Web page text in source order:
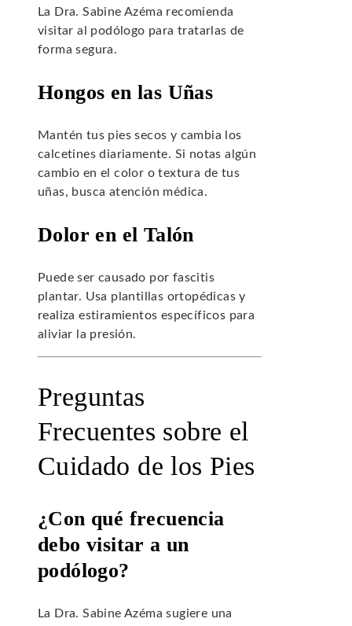
La Dra. Sabine Azéma recomienda
visitar al podólogo para tratarlas de
forma segura.
Hongos en las Uñas
Mantén tus pies secos y cambia los
calcetines diariamente. Si notas algún
cambio en el color o textura de tus
uñas, busca atención médica.
Dolor en el Talón
Puede ser causado por fascitis
plantar. Usa plantillas ortopédicas y
realiza estiramientos específicos para
aliviar la presión.
Preguntas
Frecuentes sobre el
Cuidado de los Pies
¿Con qué frecuencia
debo visitar a un
podólogo?
La Dra. Sabine Azéma sugiere una